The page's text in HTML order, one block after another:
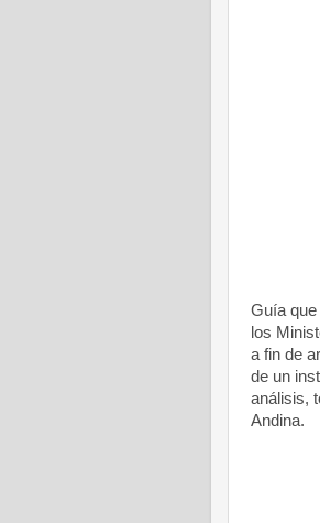
Guía que
los
a fin de
de un
análisis,
Andina.